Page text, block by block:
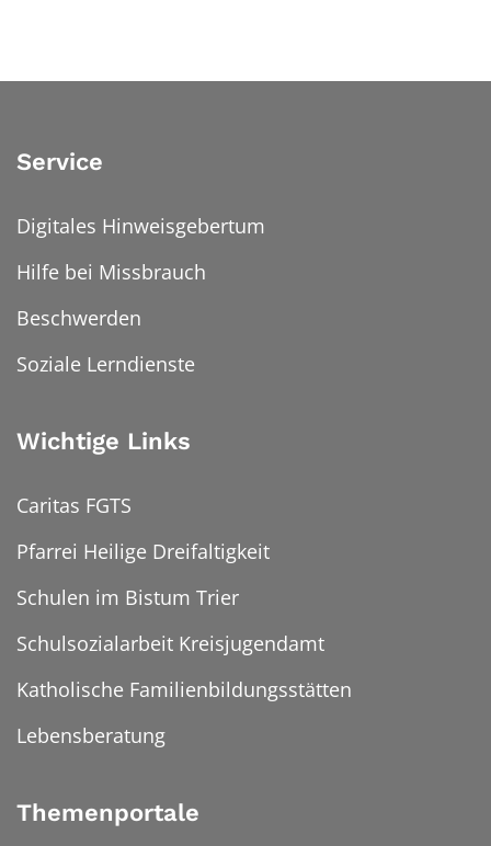
Service
Digitales Hinweisgebertum
Hilfe bei Missbrauch
Beschwerden
Soziale Lerndienste
Wichtige Links
Caritas FGTS
Pfarrei Heilige Dreifaltigkeit
Schulen im Bistum Trier
Schulsozialarbeit Kreisjugendamt
Katholische Familienbildungsstätten
Lebensberatung
Themenportale